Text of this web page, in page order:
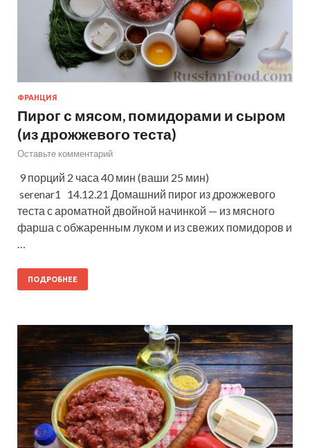
ФРАНЦИЯ
Пирог с мясом, помидорами и сыром
(из дрожжевого теста)
Оставьте комментарий
9 порций 2 часа 40 мин (ваши 25 мин)
serenar1 14.12.21 Домашний пирог из дрожжевого
теста с ароматной двойной начинкой — из мясного
фарша с обжаренным луком и из свежих помидоров и
ПОДРОБНЕЕ